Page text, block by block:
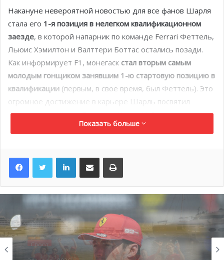
Накануне невероятной новостью для все фанов Шарля
стала его 1-я позиция в нелегком квалификационном
заезде, в которой напарник по команде Ferrari Феттель,
Льюис Хэмилтон и Валттери Боттас остались позади.
Как информирует F1, монегаск стал вторым самым
молодым гонщиком занявшим 1-ю стартовую позицию в
квалификации (первым, в свое время, был Феттель). Это
огромное достижение в карьере Шарль посвятил
своему отцу, Жюлю Бьянки, и Чарли Уайтингу,
гоночному директору Формулы 1, ушедшему из жизни
Показать больше
LinkedInПоделиться по электронной почте Распечатать
Спорт
Спорт